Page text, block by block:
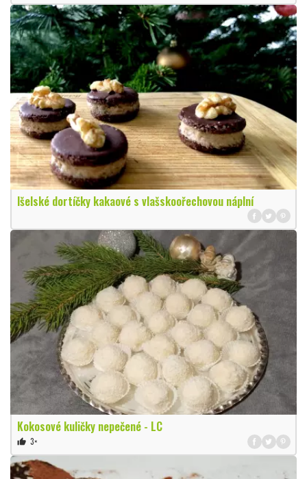
Išelské dortíčky kakaové s vlašskoořechovou náplní
Kokosové kuličky nepečené - LC
thumb_up 3×